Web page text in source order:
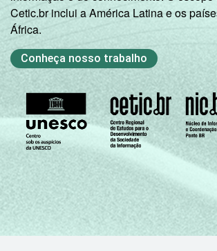
Cetic.br inclui a América Latina e os
África.
Conheça nosso trabalho